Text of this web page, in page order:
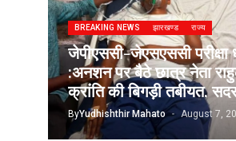
BREAKING NEWS झारखण्ड राज्य
जेपीएससी-जेएसएससी परीक्षा
:अनशन पर बैठे छात्र नेता
क्रांति की बिगड़ी तबीयत,
अस्पताल में भर्ती
ByYudhishthir Mahato August 7,